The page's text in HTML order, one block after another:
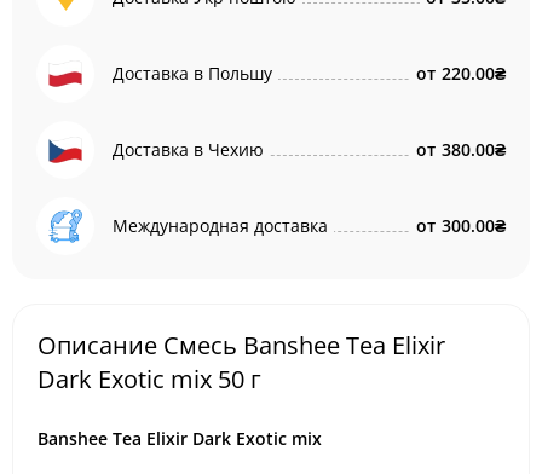
Доставка в Польшу от 220.00₴
Доставка в Чехию от 380.00₴
Международная доставка от 300.00₴
Описание Смесь Banshee Tea Elixir
Dark Exotic mix 50 г
Banshee Tea Elixir Dark Exotic mix